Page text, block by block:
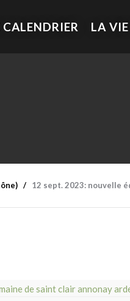
CALENDRIER LA
12 sept. 2023: nouvelle